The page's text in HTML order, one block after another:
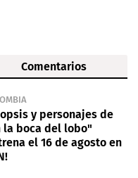
Comentarios
y personajes de
la boca del lobo"
el 16 de agosto en